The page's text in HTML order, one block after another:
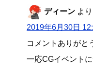
ディーン よ
2019年6月30日
コメントありがと
一応CGイベント